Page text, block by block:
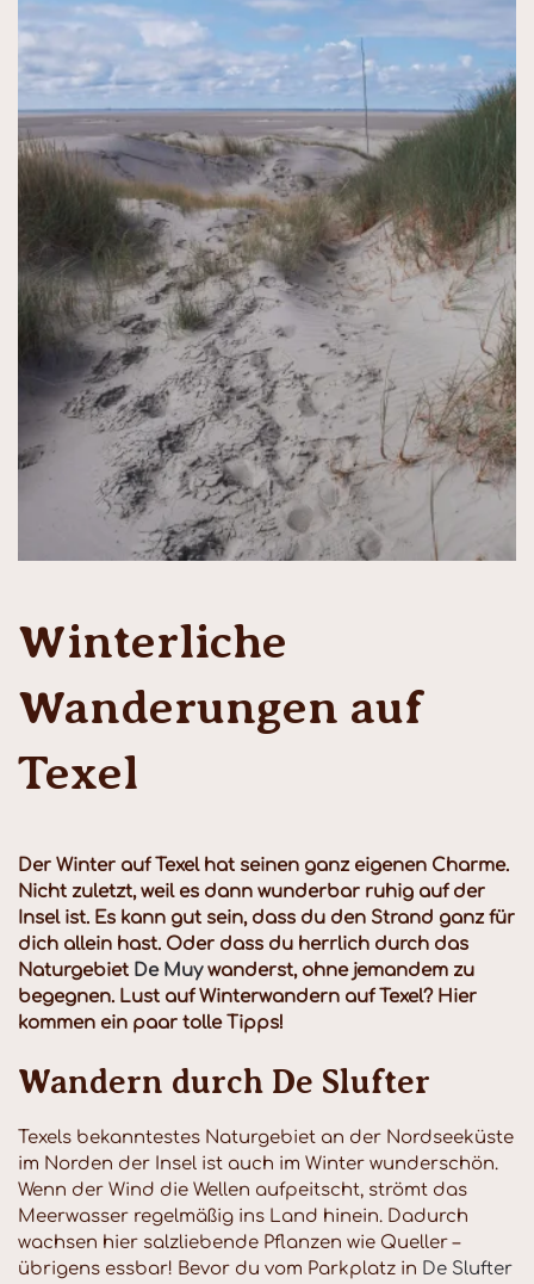
Winterliche
Wanderungen auf
Texel
Der Winter auf Texel hat seinen ganz eigenen Charme.
Nicht zuletzt, weil es dann wunderbar ruhig auf der
Insel ist. Es kann gut sein, dass du den Strand ganz für
dich allein hast. Oder dass du herrlich durch das
Naturgebiet De Muywanderst, ohne jemandem zu
begegnen. Lust auf Winterwandern auf Texel? Hier
kommen ein paar tolle Tipps!
Wandern durch De Slufter
Texels bekanntestes Naturgebiet an der Nordseeküste
im Norden der Insel ist auch im Winter wunderschön.
Wenn der Wind die Wellen aufpeitscht, strömt das
Meerwasser regelmäßig ins Land hinein. Dadurch
wachsen hier salzliebende Pflanzen wie Queller –
übrigens essbar! Bevor du vom Parkplatz in De Slufter